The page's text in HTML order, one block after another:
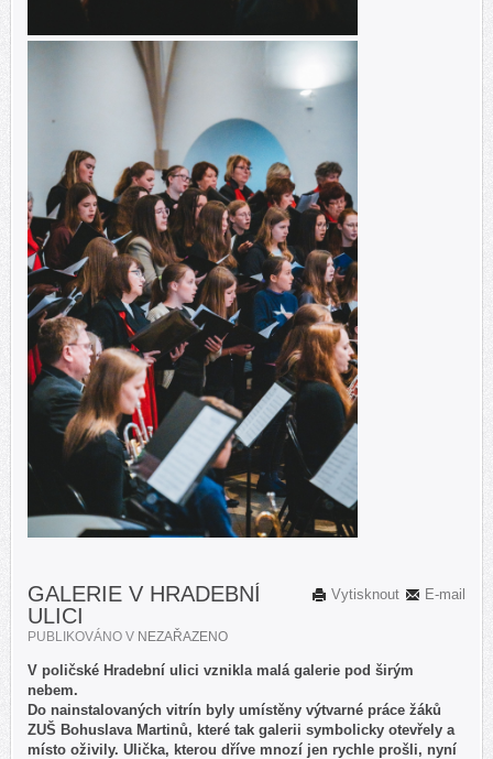
E-mail
Vytisknout
GALERIE V HRADEBNÍ
ULICI
PUBLIKOVÁNO V NEZAŘAZENO
V poličské Hradební ulici vznikla malá galerie pod širým
nebem.
Do nainstalovaných vitrín byly umístěny výtvarné práce žáků
ZUŠ Bohuslava Martinů, které tak galerii symbolicky otevřely a
místo oživily. Ulička, kterou dříve mnozí jen rychle prošli, nyní